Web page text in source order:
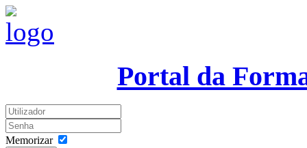
Portal da
Memorizar